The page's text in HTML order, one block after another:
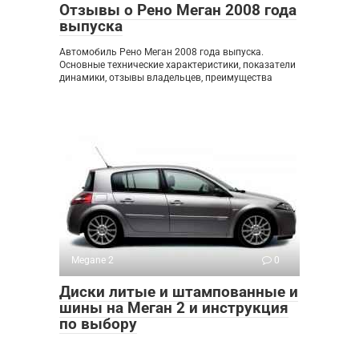
Отзывы о Рено Меган 2008 года
выпуска
Автомобиль Рено Меган 2008 года выпуска.
Основные технические характеристики, показатели
динамики, отзывы владельцев, преимущества
Megane 2 0
Диски литые и штампованные и
шины на Меган 2 и инструкция
по выбору